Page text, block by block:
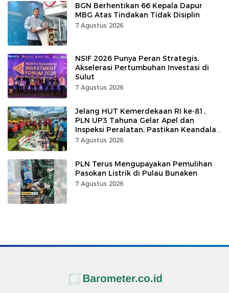
BGN Berhentikan 66 Kepala Dapur
MBG Atas Tindakan Tidak Disiplin
7 Agustus 2026
NSIF 2026 Punya Peran Strategis,
Akselerasi Pertumbuhan Investasi di
Sulut
7 Agustus 2026
Jelang HUT Kemerdekaan RI ke-81,
PLN UP3 Tahuna Gelar Apel dan
Inspeksi Peralatan, Pastikan Keandalan
Listrik
7 Agustus 2026
PLN Terus Mengupayakan Pemulihan
Pasokan Listrik di Pulau Bunaken
7 Agustus 2026